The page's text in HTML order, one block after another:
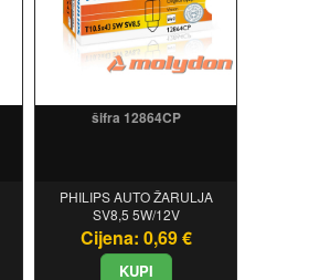
šifra 12864CP
PHILIPS AUTO ŽARULJA
SV8,5 5W/12V
Cijena: 0,69 €